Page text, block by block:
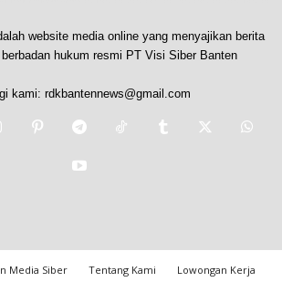
website media online yang menyajikan berita
hukum resmi PT Visi Siber Banten
kami: rdkbantennews@gmail.com
Media Siber Tentang Kami
Lowongan Kerja